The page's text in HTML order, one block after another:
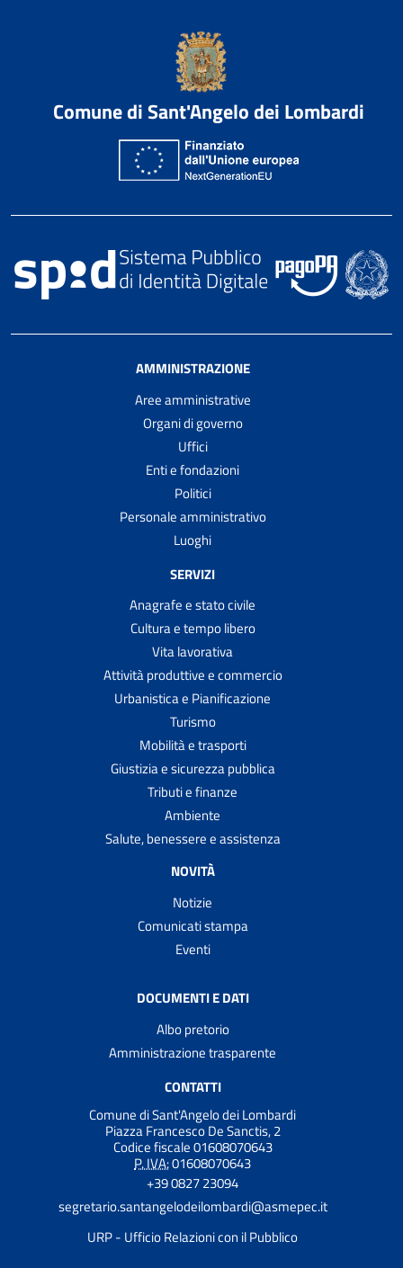
Comune di Sant'Angelo dei Lombardi
AMMINISTRAZIONE
Aree amministrative
Organi di governo
Uffici
Enti e fondazioni
Politici
Personale amministrativo
Luoghi
SERVIZI
Anagrafe e stato civile
Cultura e tempo libero
Vita lavorativa
Attività produttive e commercio
Urbanistica e Pianificazione
Turismo
Mobilità e trasporti
Giustizia e sicurezza pubblica
Tributi e finanze
Ambiente
Salute, benessere e assistenza
NOVITÀ
Notizie
Comunicati stampa
Eventi
DOCUMENTI E DATI
Albo pretorio
Amministrazione trasparente
CONTATTI
Comune di Sant'Angelo dei Lombardi
Piazza Francesco De Sanctis, 2
Codice fiscale 01608070643
P. IVA:01608070643
+39 0827 23094
segretario.santangelodeilombardi@asmepec.it
URP - Ufficio Relazioni con il Pubblico